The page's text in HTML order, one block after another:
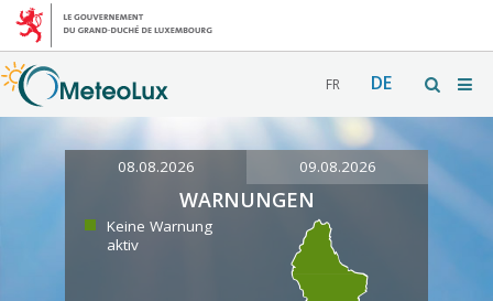
FR DE
08.08.2026 09.08.2026
WARNUNGEN
Keine Warnung
aktiv